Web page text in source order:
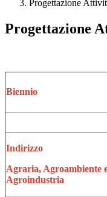
Progettazione
Progettazione
Biennio
Indirizzo
Agraria, Agroambiente
Agroindustria